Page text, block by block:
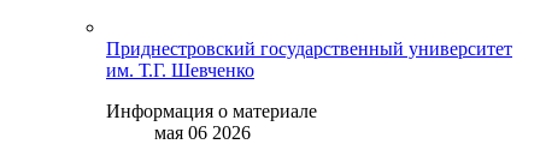
Приднестровский государственный университет
им. Т.Г. Шевченко
Информация о материале
мая 06 2026